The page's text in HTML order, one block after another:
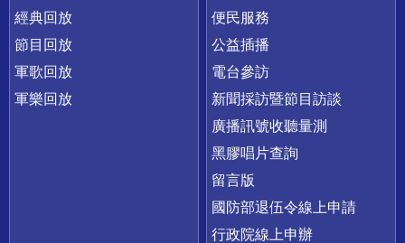
經典回放
節目回放
軍歌回放
軍樂回放
便民服務
公益插播
電台參訪
新聞採訪暨節目訪談
廣播訊號收聽量測
黑膠唱片查詢
留言版
國防部退伍令線上申請
行政院線上申辦